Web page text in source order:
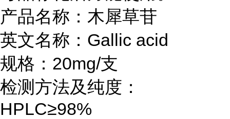
产品名称：木犀草苷
英文名称：Gallic acid
规格：20mg/支
检测方法及纯度：
HPLC≥98%